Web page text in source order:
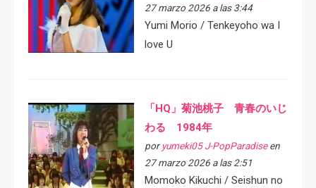
27 marzo 2026 a las 3:44
Yumi Morio / Tenkeyoho wa I
love U
「HQ」菊池桃子 青春のいじ
わる 1984年
por yumeki05 J-PopParadiseen
27 marzo 2026 a las 2:51
Momoko Kikuchi / Seishun no